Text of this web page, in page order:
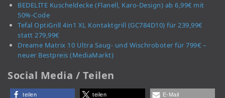
BEDELITE Kuscheldecke (Flanell, Karo-Design) ab 6,99€ mit
50%-Code
Tefal OptiGrill 4in1 XL Kontaktgrill (GC784D10) für 239,99€
statt 279,99€
Dreame Matrix 10 Ultra Saug- und Wischroboter für 799€ –
neuer Bestpreis (MediaMarkt)
Social Media / Teilen
teilen teilen E-Mail